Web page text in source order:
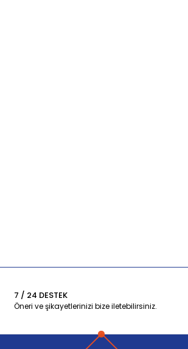
7 / 24 DESTEK
Öneri ve şikayetlerinizi bize iletebilirsiniz.